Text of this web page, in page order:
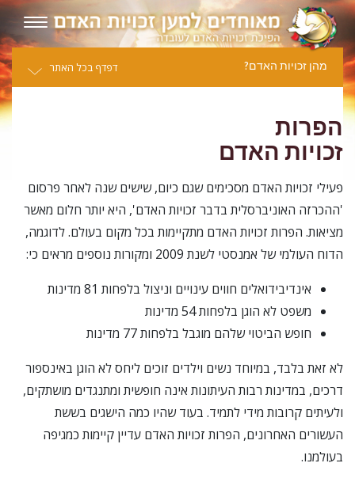
מהן זכויות האדם? דפדף בכל האתר
הפרות
זכויות האדם
פעילי זכויות האדם מסכימים שגם כיום, שישים שנה לאחר פרסום
'ההכרזה האוניברסלית בדבר זכויות האדם', היא יותר חלום מאשר
מציאות. הפרות זכויות האדם מתקיימות בכל מקום בעולם. לדוגמה,
הדוח העולמי של אמנסטי לשנת 2009 ומקורות נוספים מראים כי:
אינדיבידואלים חווים עינויים וניצול בלפחות 81 מדינות
משפט לא הוגן בלפחות 54 מדינות
חופש הביטוי שלהם מוגבל בלפחות 77 מדינות
לא זאת בלבד, במיוחד נשים וילדים זוכים ליחס לא הוגן באינספור
דרכים, במדינות רבות העיתונות אינה חופשית ומתנגדים מושתקים,
ולעיתים קרובות מידי לתמיד. בעוד שהיו כמה הישגים בששת
העשורים האחרונים, הפרות זכויות האדם עדיין קיימות כמגיפה
בעולמנו.